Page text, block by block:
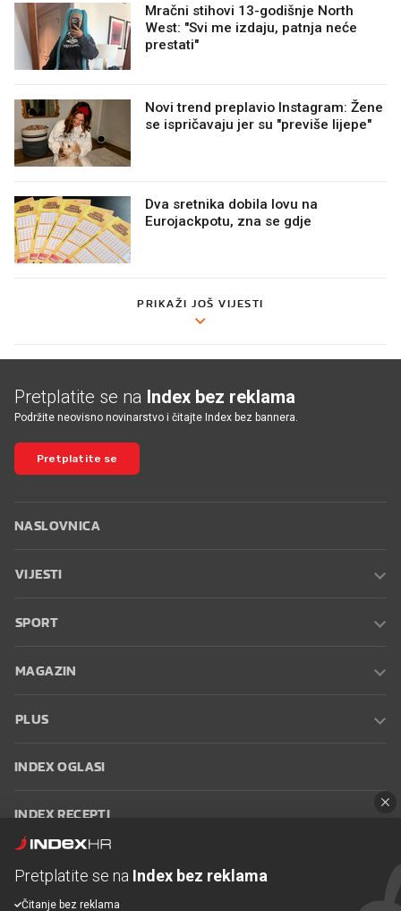
Mračni stihovi 13-godišnje North
West: "Svi me izdaju, patnja neće
prestati"
Novi trend preplavio Instagram: Žene
se ispričavaju jer su "previše lijepe"
Dva sretnika dobila lovu na
Eurojackpotu, zna se gdje
PRIKAŽI JOŠ VIJESTI
Pretplatite se na Index bez reklama
Podržite neovisno novinarstvo i čitajte Index bez bannera.
Pretplatite se
NASLOVNICA
VIJESTI
SPORT
MAGAZIN
PLUS
INDEX OGLASI
INDEX RECEPTI
Oglašavanje Zaposli se na Indexu
Pretplatite se na Index bez reklama
Čitanje bez reklama